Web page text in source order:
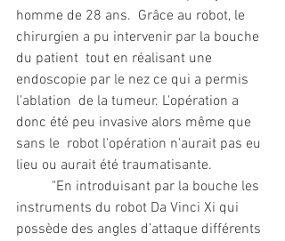
homme de 28 ans.  Grâce au robot, le
chirurgien a pu intervenir par la bouche
du patient  tout en réalisant une
endoscopie par le nez ce qui a permis
l'ablation  de la tumeur. L'opération a
donc été peu invasive alors même que
sans le  robot l'opération n'aurait pas eu
lieu ou aurait été traumatisante.
instruments du robot Da Vinci Xi qui
possède des angles d’attaque différents